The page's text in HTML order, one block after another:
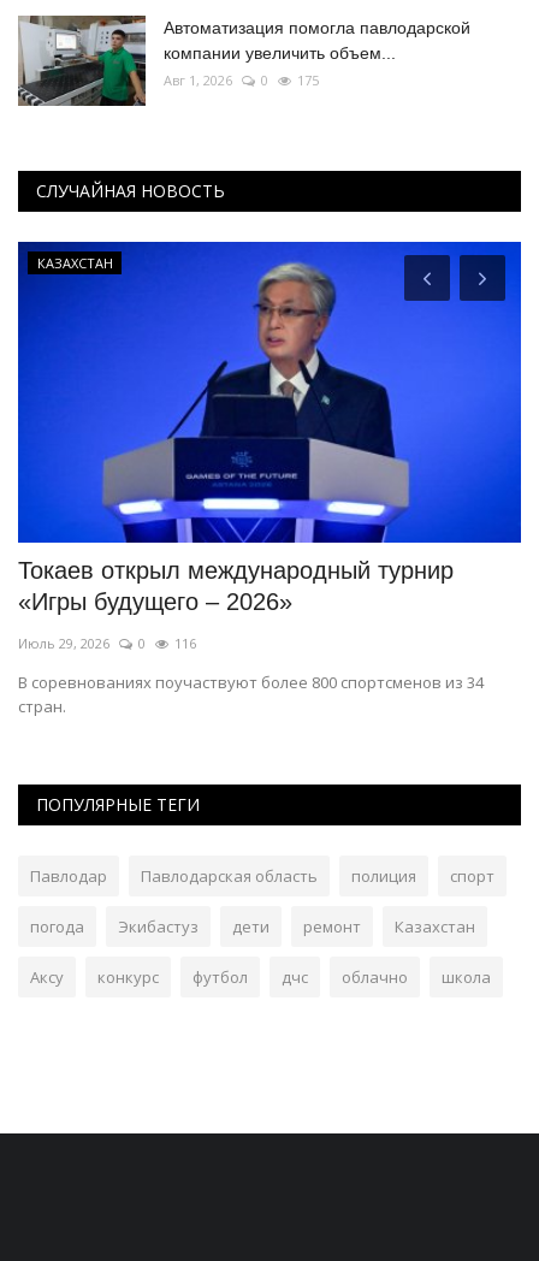
Автоматизация помогла павлодарской
компании увеличить объем...
Авг 1, 2026 0 175
СЛУЧАЙНАЯ НОВОСТЬ
КАЗАХСТАН
Токаев открыл международный турнир
«Игры будущего – 2026»
Июль 29, 2026 0 116
В соревнованиях поучаствуют более 800 спортсменов из 34
стран.
ПОПУЛЯРНЫЕ ТЕГИ
Павлодар Павлодарская область полиция спорт
погода Экибастуз дети ремонт Казахстан
Аксу конкурс футбол дчс облачно школа